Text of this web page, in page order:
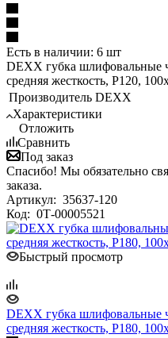
Есть в наличии: 6 шт
DEXX губка шлифовальные
средняя жесткость, Р120,
Производитель DEXX
Характеристики
Отложить
Сравнить
Под заказ
Спасибо! Мы обязательно
заказа.
Артикул: 35637-120
Код: 0Т-00005521
Быстрый просмотр
DEXX губка шлифовальные
средняя жесткость, Р180,